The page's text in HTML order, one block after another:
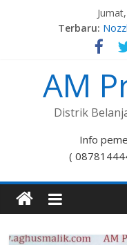
Terbaru:
AM
Distrik
Info
(